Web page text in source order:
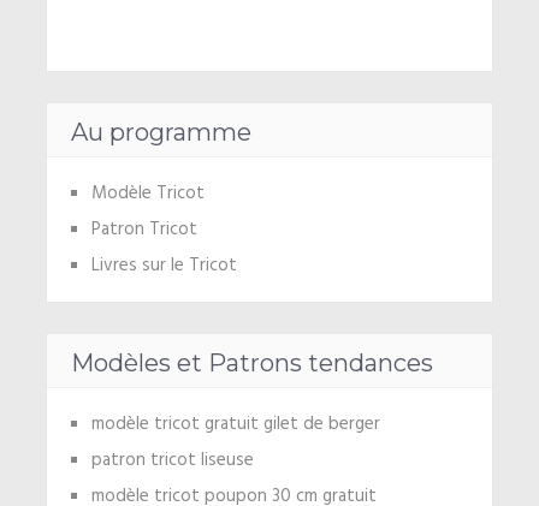
Au programme
Modèle Tricot
Patron Tricot
Livres sur le Tricot
Modèles et Patrons tendances
modèle tricot gratuit gilet de berger
patron tricot liseuse
modèle tricot poupon 30 cm gratuit